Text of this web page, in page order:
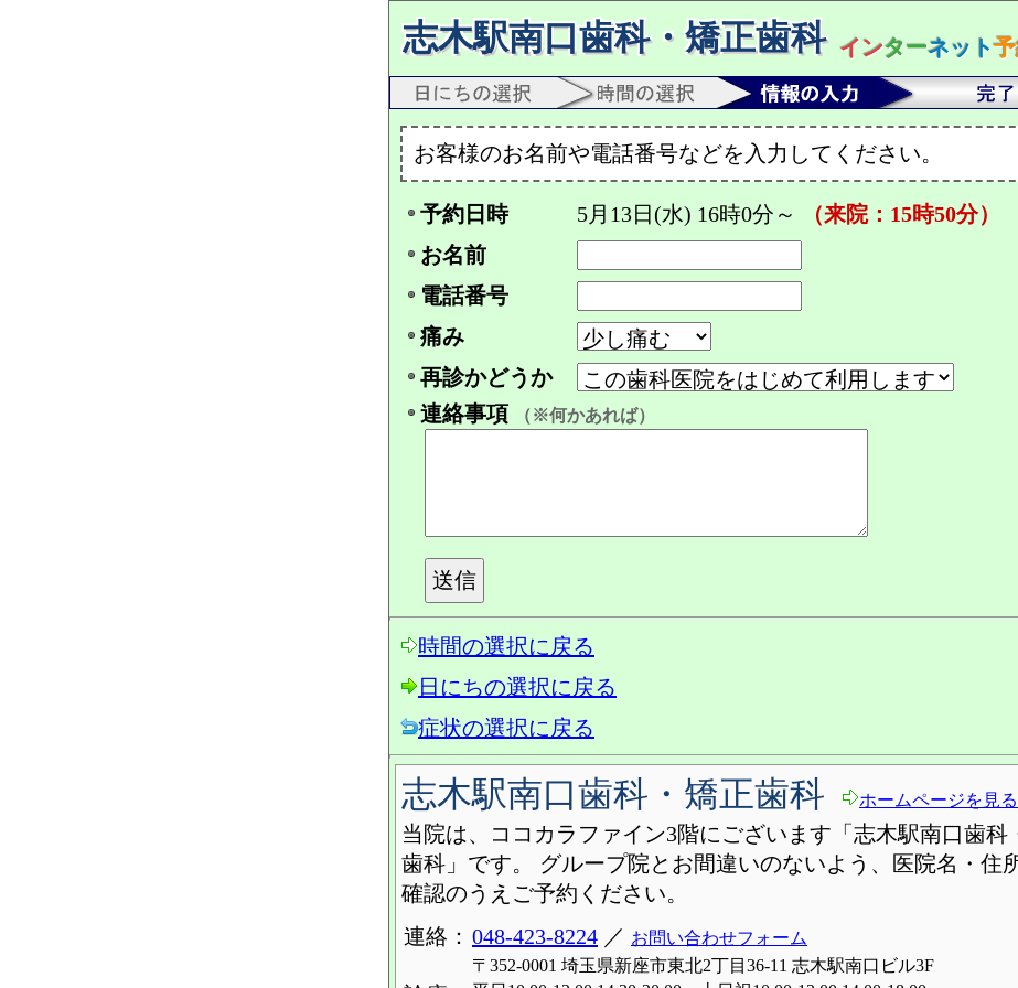
志木駅南口歯科・矯正歯科 インターネット
お客様のお名前や電話番号などを入力してください。
予約日時 5月13日(水) 16時0分～
（来院：15時50分）
お名前
電話番号
痛み
再診かどうか
連絡事項
（※何かあれば）
時間の選択に戻る
日にちの選択に戻る
症状の選択に戻る
志木駅南口歯科・矯正歯科 ホームページを見る
当院は、ココカラファイン3階にございます「志木駅南口歯科
歯科」です。 グループ院とお間違いのないよう、医院名・住
確認のうえご予約ください。
連絡： 048-423-8224 ／ お問い合わせフォーム
〒352-0001 埼玉県新座市東北2丁目36-11 志木駅南口ビル3F